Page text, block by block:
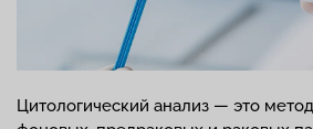
Цитологический анализ — это